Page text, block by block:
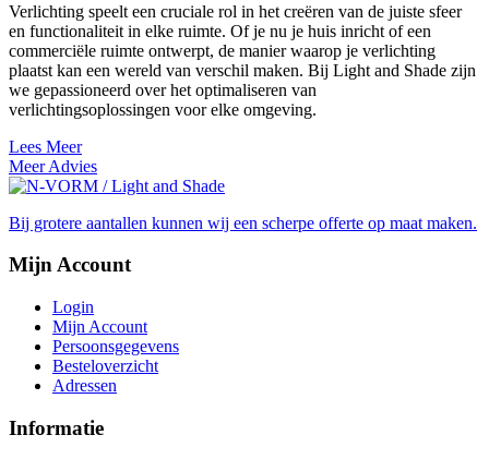
Verlichting speelt een cruciale rol in het creëren van de juiste sfeer
en functionaliteit in elke ruimte. Of je nu je huis inricht of een
commerciële ruimte ontwerpt, de manier waarop je verlichting
plaatst kan een wereld van verschil maken. Bij Light and Shade zijn
we gepassioneerd over het optimaliseren van
verlichtingsoplossingen voor elke omgeving.
Lees Meer
Meer Advies
Bij grotere aantallen kunnen wij een scherpe offerte op maat maken.
Mijn Account
Login
Mijn Account
Persoonsgegevens
Besteloverzicht
Adressen
Informatie